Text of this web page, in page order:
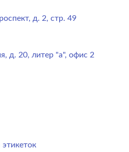
д. 2, стр. 49
д. 20, литер "a", офис 2